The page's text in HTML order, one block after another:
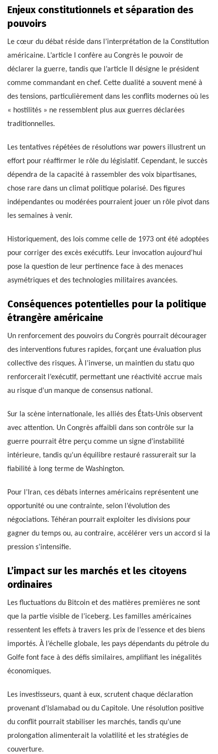
Enjeux constitutionnels et séparation des
pouvoirs
Le cœur du débat réside dans l’interprétation de la Constitution
américaine. L’article I confère au Congrès le pouvoir de
déclarer la guerre, tandis que l’article II désigne le président
comme commandant en chef. Cette dualité a souvent mené à
des tensions, particulièrement dans les conflits modernes où les
« hostilités » ne ressemblent plus aux guerres déclarées
traditionnelles.
Les tentatives répétées de résolutions war powers illustrent un
effort pour réaffirmer le rôle du législatif. Cependant, le succès
dépendra de la capacité à rassembler des voix bipartisanes,
chose rare dans un climat politique polarisé. Des figures
indépendantes ou modérées pourraient jouer un rôle pivot dans
les semaines à venir.
Historiquement, des lois comme celle de 1973 ont été adoptées
pour corriger des excès exécutifs. Leur invocation aujourd’hui
pose la question de leur pertinence face à des menaces
asymétriques et des technologies militaires avancées.
Conséquences potentielles pour la politique
étrangère américaine
Un renforcement des pouvoirs du Congrès pourrait décourager
des interventions futures rapides, forçant une évaluation plus
collective des risques. À l’inverse, un maintien du statu quo
renforcerait l’exécutif, permettant une réactivité accrue mais
au risque d’un manque de consensus national.
Sur la scène internationale, les alliés des États-Unis observent
avec attention. Un Congrès affaibli dans son contrôle sur la
guerre pourrait être perçu comme un signe d’instabilité
intérieure, tandis qu’un équilibre restauré rassurerait sur la
fiabilité à long terme de Washington.
Pour l’Iran, ces débats internes américains représentent une
opportunité ou une contrainte, selon l’évolution des
négociations. Téhéran pourrait exploiter les divisions pour
gagner du temps ou, au contraire, accélérer vers un accord si la
pression s’intensifie.
L’impact sur les marchés et les citoyens
ordinaires
Les fluctuations du Bitcoin et des matières premières ne sont
que la partie visible de l’iceberg. Les familles américaines
ressentent les effets à travers les prix de l’essence et des biens
importés. À l’échelle globale, les pays dépendants du pétrole du
Golfe font face à des défis similaires, amplifiant les inégalités
économiques.
Les investisseurs, quant à eux, scrutent chaque déclaration
provenant d’Islamabad ou du Capitole. Une résolution positive
du conflit pourrait stabiliser les marchés, tandis qu’une
prolongation alimenterait la volatilité et les stratégies de
couverture.